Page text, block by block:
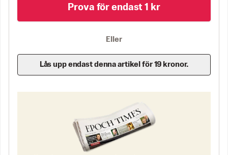
Prova för endast 1 kr
Eller
Lås upp endast denna artikel för 19 kronor.